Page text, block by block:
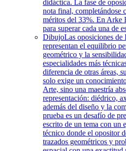
didáctica. La fase de
nota final, completándose
méritos del 33%. En Arke
para superar cada una de
DibujoLas oposiciones de
representan el equilibrio
geométrico y la
especialidades más
diferencia de otras áreas,
solo exige un
Arte, sino una maestría
representación: diédrico,
además del diseño y la
prueba es un desafío de
escrito de un tema con un
técnico donde el opositor
trazados geométricos y